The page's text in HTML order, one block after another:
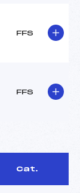
FFS
FFS
Cat.